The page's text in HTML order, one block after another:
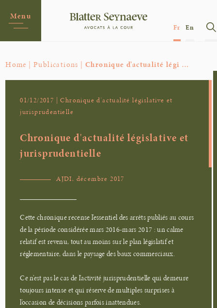
Menu
Fr En
Home | Publications | Chronique d’actualité légi …
01/12/2017 | Chronique d'actualité législative et
jurisprudentielle
Chronique d'actualité législative et
jurisprudentielle
AJDI, décembre 2017
Cette chronique recense l’essentiel des arrêts publiés au cours
de la période considérée mars 2016-mars 2017 : un calme
relatif est revenu, tout au moins sur le plan législatif et
réglementaire, dans le paysage des baux commerciaux.
Ce n’est pas le cas de l’activité jurisprudentielle qui demeure
toujours intense et qui réserve de multiples surprises à
l’occasion de décisions parfois inattendues.